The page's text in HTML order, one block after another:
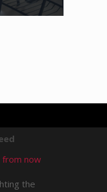
from now
the